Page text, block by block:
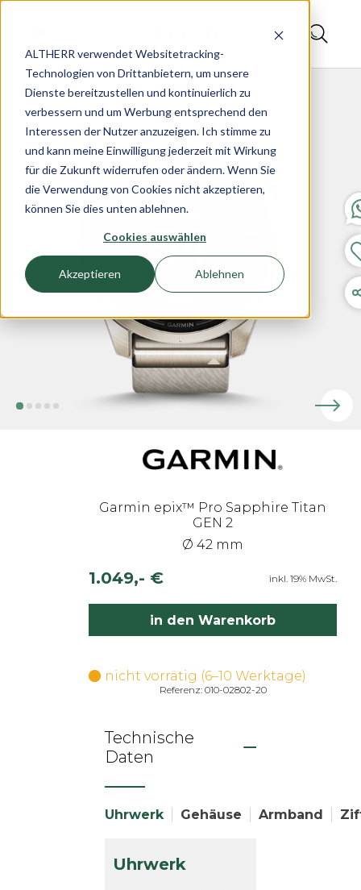
ALTHERR verwendet Websitetracking-
Technologien von Drittanbietern, um unsere
Dienste bereitzustellen und kontinuierlich zu
verbessern und um Werbung entsprechend den
Interessen der Nutzer anzuzeigen. Ich stimme zu
und kann meine Einwilligung jederzeit mit Wirkung
für die Zukunft widerrufen oder ändern. Wenn Sie
die Verwendung von Cookies nicht akzeptieren,
können Sie dies unten ablehnen.
Cookies auswählen
Akzeptieren Ablehnen
Garmin epix™ Pro Sapphire Titan
GEN 2
Ø 42 mm
1.049,- € inkl. 19% MwSt.
in den Warenkorb
nicht vorrätig (6–10 Werktage)
Referenz: 010-02802-20
Technische
Daten
Uhrwerk Gehäuse Armband
Uhrwerk